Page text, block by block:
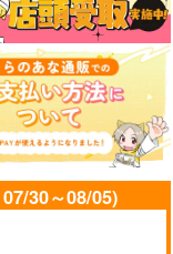
不意打ちの春雷 下
30～08/05)